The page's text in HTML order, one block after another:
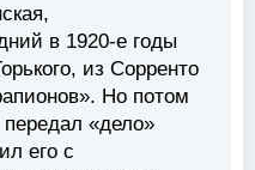
в 1920-е годы
из Сорренто
Но потом
«дело»
его с